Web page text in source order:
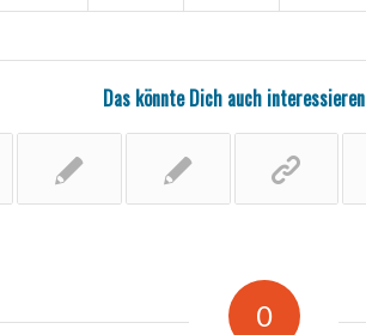
Das könnte Dich auch interessieren
0